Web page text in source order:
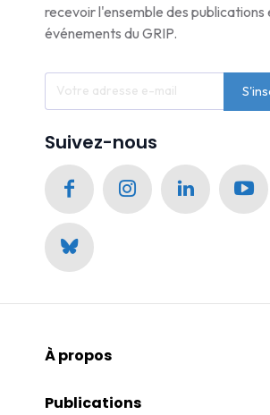
recevoir l'ensemble des publications
événements du GRIP.
Suivez-nous
À propos
Publications